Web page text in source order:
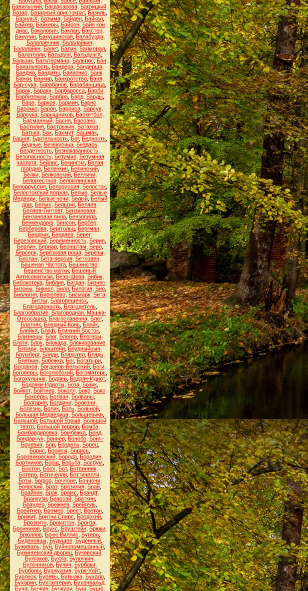
Бавильский Багдасарова Багрицкий
Базар Базарный аристократ, Базиль
БазильХ, Базыма, Байден, Байкал,
Байкер Байкеры Байрон Байя кон
диас
Бакалович Баклан Бакстер
Бакунин Бакушинская Балабурда
Балалаечник, Балалайкин,
Балалайкн Балет, Балин Балморал
Балотелли, Бальдунг, БальдунгХ,
Бальзак, Бальтерманц, Бальтюс Бан,
Банальность Бандера Бандерша
Банджо Бандиты Банионис Банк
Банки Банкир Банкротство Баня
Бар-сука Барабанов Барабанщица
Барак, Бараки, Барбаросса, Барби,
Барбизонцы Барбра Бард Барды
Баре Барков Бармин Барнс
Барокко Барон Барриса Барсук
Барсука, Барышников, Баскетбол,
Басманный Басня Бассано
Бастилия Бастрыкин Баталов
Батька, Бах Бахмут, Башмак,
Башня Бдительность Бег, Бедность
Бедные, Безвкусица, Бездарь,
Бездетность Безнаказанность
Безопасность, Безумие, Безумная
частота Бейлис Бекингэм
Белая
гвардия, Беленкин, Белинский,
Белки, Белковский, Беллини,
Беломестнов, Беломлинская,
Белорруссия Белоруссия Белосток
Белостокский погром
Белые, Белые
Медведи, Белые ночи, Белый, Белый
дом
Белых Бельгия Беляев
Беляев-Гинтовт, Бензиновая
Бензиновая пила Бензопила
Бенкендорф Бенсон Бербер
Берберова Берггольц Бергман
Бердник Бердяев Берег,
Березовский, Беременность, Берия,
Берлин, Бернар, Бернштам Беро,
Берсерк, Берёзовая роща, Берёзы,
Беслан Бета-версия Бетховен
Бешеная Частота Бешенство
Бешенство матки Бешеный
Антисемитизм
Беэр-Шева Бибик
Библиотека Библия Бигдан Бизнес
Бизоны Бикнел Билл Билогия Био
Биология, Бирюлёво, Бисмарк, Бита,
Битлы Благовещенск
Благодарность, Благодетель,
Благообразие Благородная. Машка-
Отсосашка, Благославенна, Блат,
Блатняк Бледный Конь Блейк
БлейкХ Блеф Ближний Восток
Близнецы, Блог, Блогер, Блогеры,
Блоги Блок Блокада Блокирование
Блонди Блоштейн Блудныйсын
Блумберг, Бляди, Блядство, Блядь,
Бляткин, Бобёжка, Бог, Богатыри,
Богданов Богданов-Бельский Боги
Боговеры Боголюбский Богоматерь
Богохульник Бодлер Бодряк-Идиот,
Бодряки-Идиоты, Боза, Бозик,
Бойкот, Бойтнер, Боколл, Бокр, Бокс
Боксёры, Болван, Болваны,
Болгария, Болдини, Болезни,
Болезнь, Болик, Боль, Больной,
Большая Медведица Большевики
Большой, Большой Взрыв, Большой
театр Большой террор Бомба
Бомбардировка, Бомбёжка, Бонд,
Бондарчук, Боннер, Бонобо, Бонч-
Бруевич
Бор, Бордель, Борец,
Борис
Борисы Борись
Боровиковский Борода Бородин
Бортников Борщ Борьба Босбум
Бостон Босх Бот, Ботвинник
Ботеро Ботичелли Боттичелли
Боты, Бофор, Боччоне, Боччони,
Боярский Браз Бразилия Брай
Брайнин Брак Брамс Брандт,
Бранкузи Брассай Браткин
Браудер, Брежнев, Брейгель,
Брейтнер, Бремер, Брест, Бретон,
Брижит, Бритни Спирс Бродский
Брозтито, Бромптон, Бронза,
Бронников Брукс Бруштейн Брюки
Брюллов Брюс Виллис Бугеро
Буденовцы, Будущее, Будённый,
Буживаль Буй Буйнопомешанный
Букингемский дворец Буковский
Булгаков Булла Булочкин
Булочников Бунин Бурбаки
Бурбоны Буржуазия Бурк-Уайт,
Бурлеск, Буряты, Бутылка, Бухало,
Бухарин, Бухгалтерия, Бухенвальд,
Буча Бучкин Бучкури Буш Буше